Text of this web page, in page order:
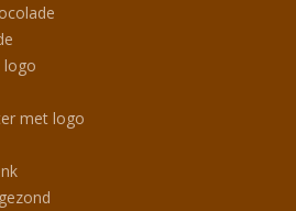
logo
met logo